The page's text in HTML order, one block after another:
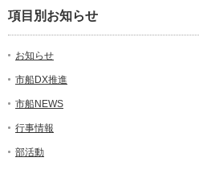
項目別お知らせ
お知らせ
市船DX推進
市船NEWS
行事情報
部活動